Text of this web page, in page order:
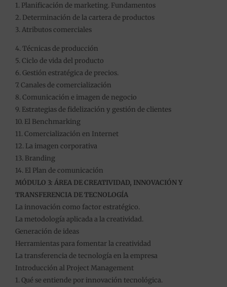
1. Planificación de marketing. Fundamentos
2. Determinación de la cartera de productos
3. Atributos comerciales
4. Técnicas de producción
5. Ciclo de vida del producto
6. Gestión estratégica de precios.
7. Canales de comercialización
8. Comunicación e imagen de negocio
9. Estrategias de fidelización y gestión de clientes
10. El Benchmarking
11. Comercialización en Internet
12. La imagen corporativa
13. Branding
14. El Plan de comunicación
MÓDULO 3: ÁREA DE CREATIVIDAD, INNOVACIÓN Y
TRANSFERENCIA DE TECNOLOGÍA
La innovación como factor estratégico.
La metodología aplicada a la creatividad.
Generación de ideas
Herramientas para fomentar la creatividad
La transferencia de tecnología en la empresa
Introducción al Project Management
1. Qué se entiende por innovación tecnológica.